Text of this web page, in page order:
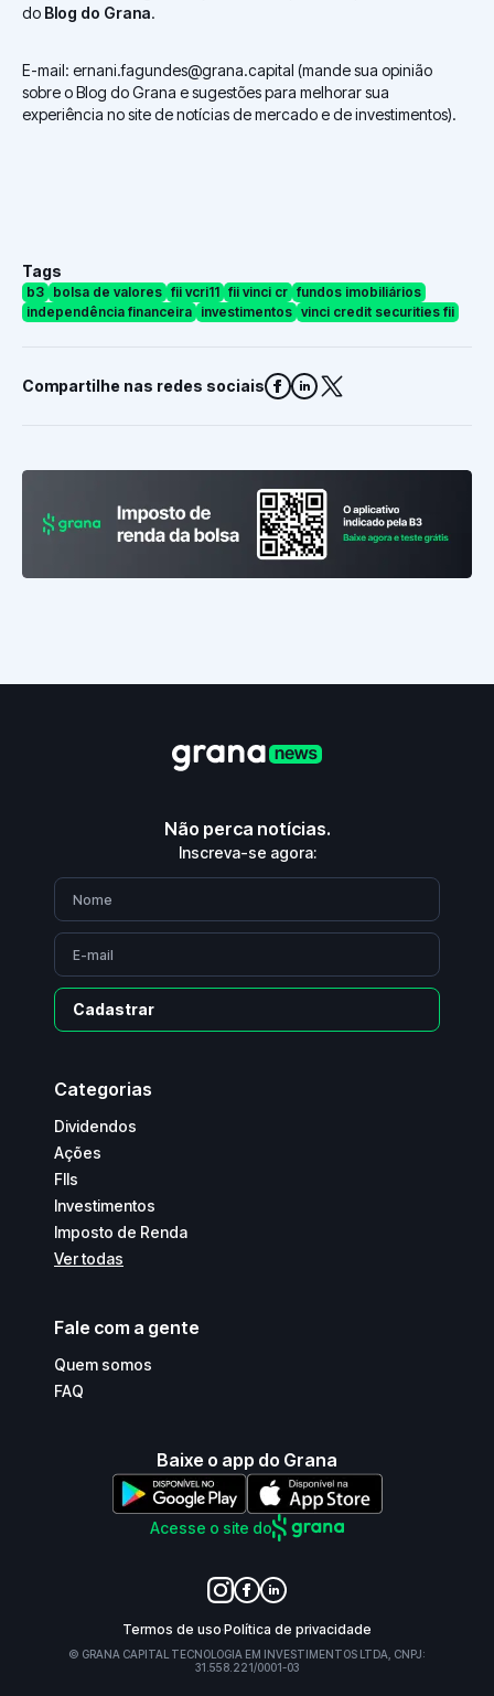
do Blog do Grana.
E-mail: ernani.fagundes@grana.capital (mande sua opinião
sobre o Blog do Grana e sugestões para melhorar sua
experiência no site de notícias de mercado e de investimentos).
Tags
b3 bolsa de valores fii vcri11 fii vinci cr fundos imobiliários
independência financeira investimentos vinci credit securities fii
Compartilhe nas redes sociais
Não perca notícias.
Inscreva-se agora:
Cadastrar
Categorias
Dividendos
Ações
FIIs
Investimentos
Imposto de Renda
Ver todas
Fale com a gente
Quem somos
FAQ
Baixe o app do Grana
Acesse o site do
Termos de uso Política de privacidade
© GRANA CAPITAL TECNOLOGIA EM INVESTIMENTOS LTDA, CNPJ:
31.558.221/0001-03